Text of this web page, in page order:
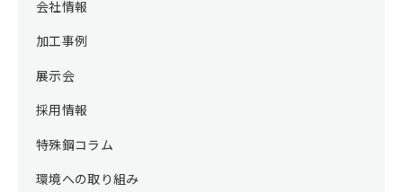
会社情報
加工事例
展示会
採用情報
特殊鋼コラム
環境への取り組み